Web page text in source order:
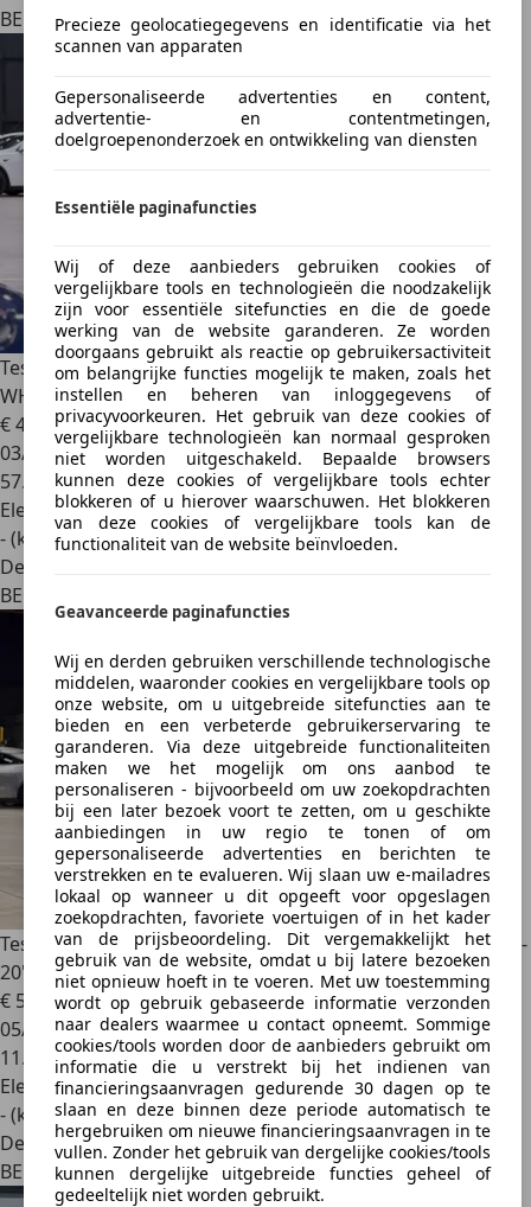
Precieze geolocatiegegevens en identificatie via het
scannen van apparaten
Gepersonaliseerde advertenties en content,
advertentie- en contentmetingen,
doelgroepenonderzoek en ontwikkeling van diensten
Essentiële paginafuncties
Wij of deze aanbieders gebruiken cookies of
vergelijkbare tools en technologieën die noodzakelijk
zijn voor essentiële sitefuncties en die de goede
werking van de website garanderen. Ze worden
doorgaans gebruikt als reactie op gebruikersactiviteit
om belangrijke functies mogelijk te maken, zoals het
instellen en beheren van inloggegevens of
privacyvoorkeuren. Het gebruik van deze cookies of
vergelijkbare technologieën kan normaal gesproken
niet worden uitgeschakeld. Bepaalde browsers
kunnen deze cookies of vergelijkbare tools echter
blokkeren of u hierover waarschuwen. Het blokkeren
van deze cookies of vergelijkbare tools kan de
functionaliteit van de website beïnvloeden.
Geavanceerde paginafuncties
Wij en derden gebruiken verschillende technologische
middelen, waaronder cookies en vergelijkbare tools op
onze website, om u uitgebreide sitefuncties aan te
bieden en een verbeterde gebruikerservaring te
garanderen. Via deze uitgebreide functionaliteiten
maken we het mogelijk om ons aanbod te
personaliseren - bijvoorbeeld om uw zoekopdrachten
bij een later bezoek voort te zetten, om u geschikte
aanbiedingen in uw regio te tonen of om
gepersonaliseerde advertenties en berichten te
verstrekken en te evalueren. Wij slaan uw e-mailadres
lokaal op wanneer u dit opgeeft voor opgeslagen
zoekopdrachten, favoriete voertuigen of in het kader
van de prijsbeoordeling. Dit vergemakkelijkt het
gebruik van de website, omdat u bij latere bezoeken
niet opnieuw hoeft in te voeren. Met uw toestemming
wordt op gebruik gebaseerde informatie verzonden
naar dealers waarmee u contact opneemt. Sommige
cookies/tools worden door de aanbieders gebruikt om
informatie die u verstrekt bij het indienen van
financieringsaanvragen gedurende 30 dagen op te
slaan en deze binnen deze periode automatisch te
hergebruiken om nieuwe financieringsaanvragen in te
vullen. Zonder het gebruik van dergelijke cookies/tools
kunnen dergelijke uitgebreide functies geheel of
gedeeltelijk niet worden gebruikt.
BE 1840
Tesla Model YPERFORMANCE - AWD - AUTOPILOT - 21"
WHEELS
€ 42.9901
03/2024
57.905 km
Elektrisch
- (kWh/100 km)
Dealer
BE 1840
Tesla Model 3
HIGHLAND - PERFORMANCE - LOW MILEAGE -
20" WARP WHEELS - AUTOPILOT
€ 54.990
05/2025
11.738 km
Elektrisch
- (kWh/100 km)
Dealer
BE 1840